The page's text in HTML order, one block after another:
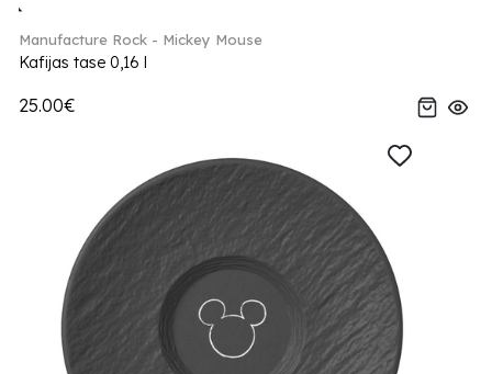
Manufacture Rock - Mickey Mouse
Kafijas tase 0,16 l
25.00€